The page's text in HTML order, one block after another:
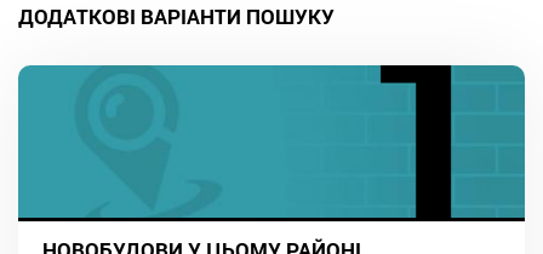
ДОДАТКОВІ ВАРІАНТИ ПОШУКУ